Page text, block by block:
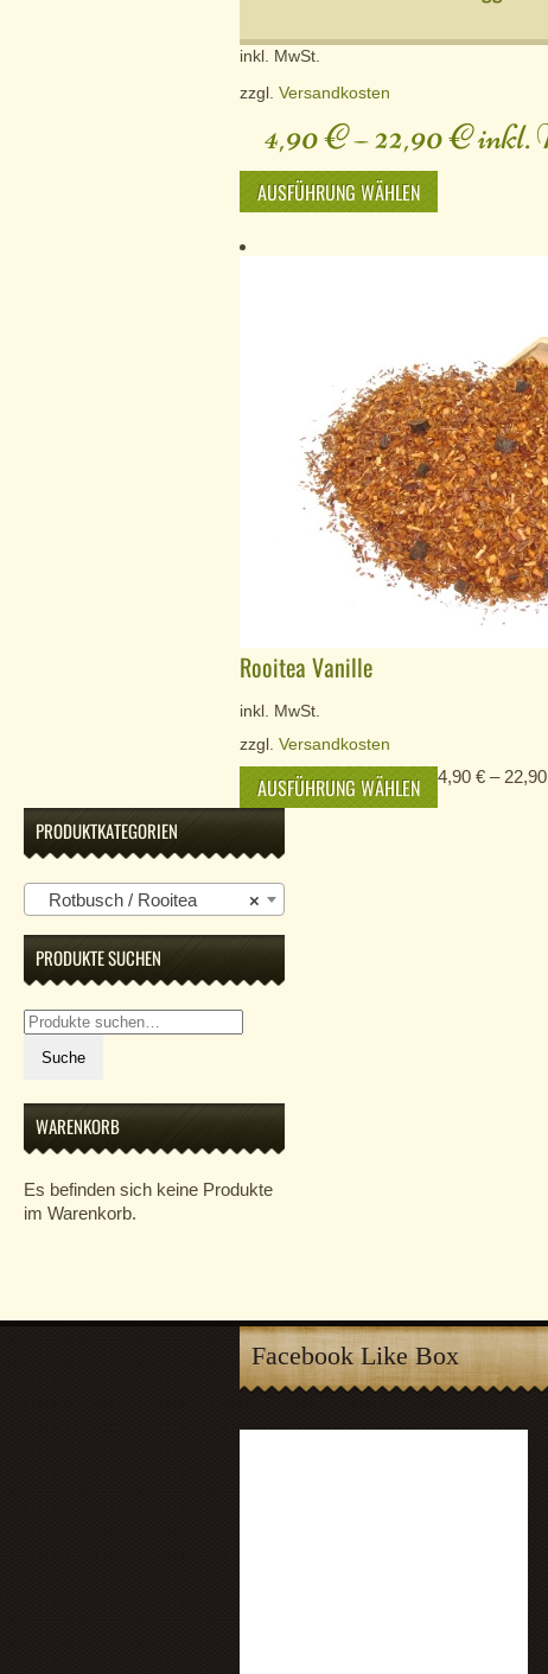
inkl. MwSt.
zzgl. Versandkosten
4,90€–22,90€inkl.
AUSFÜHRUNG WÄHLEN
Rooitea Vanille
inkl. MwSt.
zzgl. Versandkosten
4,90 € – 22,90
AUSFÜHRUNG WÄHLEN
PRODUKTKATEGORIEN
×
Rotbusch / Rooitea
PRODUKTE SUCHEN
Suche
nach:
Suche
WARENKORB
Es befinden sich keine Produkte
im Warenkorb.
Facebook Like Box